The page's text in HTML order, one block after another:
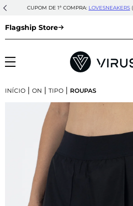
CUPOM DE 1ª COMPRA: LOVESNEAKERS
Flagship Store
INÍCIO | ON | TIPO | ROUPAS